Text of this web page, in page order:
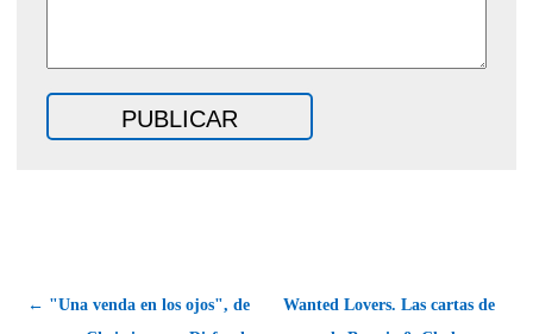
← "Una venda en los ojos", de
Wanted Lovers. Las cartas de